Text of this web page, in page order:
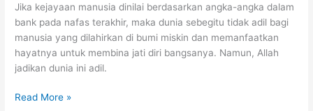
Jika kejayaan manusia dinilai berdasarkan angka-angka dalam
bank pada nafas terakhir, maka dunia sebegitu tidak adil bagi
manusia yang dilahirkan di bumi miskin dan memanfaatkan
hayatnya untuk membina jati diri bangsanya. Namun, Allah
jadikan dunia ini adil.
Nilai
Read More »